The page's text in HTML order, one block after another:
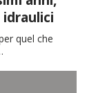
quel che